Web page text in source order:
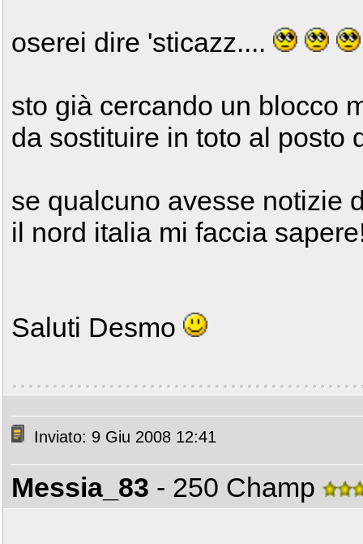
oserei dire 'sticazz....
sto già cercando un blocco
da sostituire in toto al posto
se qualcuno avesse notizie
il nord italia mi faccia
Saluti Desmo
Inviato: 9 Giu 2008 12:41
Messia_83 - 250 Champ